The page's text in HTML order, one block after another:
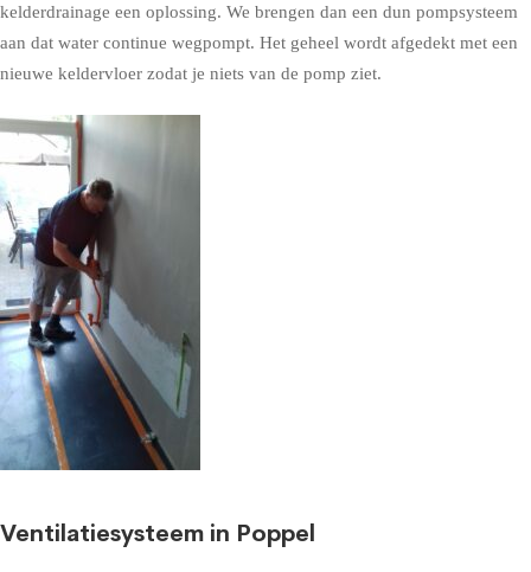
kelderdrainage een oplossing. We brengen dan een dun pompsysteem
aan dat water continue wegpompt. Het geheel wordt afgedekt met een
nieuwe keldervloer zodat je niets van de pomp ziet.
Ventilatiesysteem in Poppel